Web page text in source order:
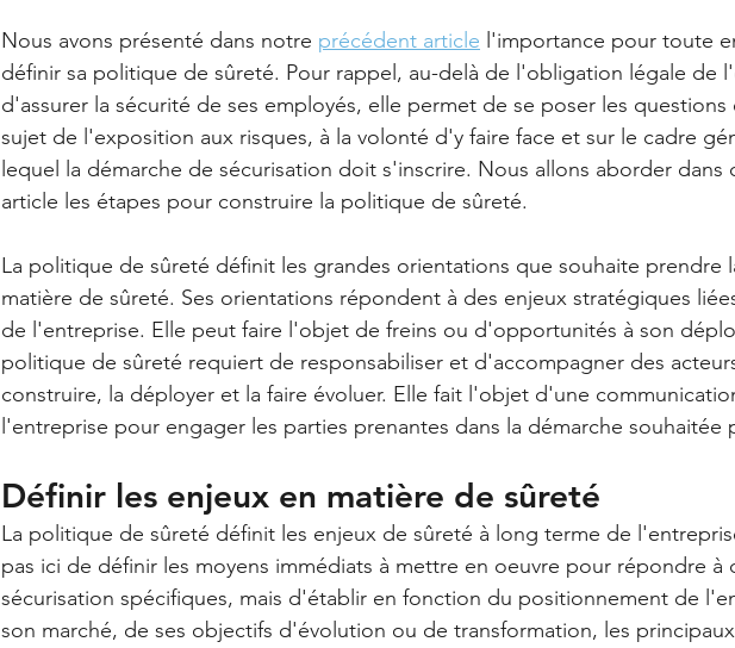
Nous avons présenté dans notre précédent article l'importance pour toute
définir sa politique de sûreté. Pour rappel, au-delà de l'obligation légale de
d'assurer la sécurité de ses employés, elle permet de se poser les questions
sujet de l'exposition aux risques, à la volonté d'y faire face et sur le cadre
lequel la démarche de sécurisation doit s'inscrire. Nous allons aborder dans
article les étapes pour construire la politique de sûreté.
La politique de sûreté définit les grandes orientations que souhaite prendre
matière de sûreté. Ses orientations répondent à des enjeux stratégiques
de l'entreprise. Elle peut faire l'objet de freins ou d'opportunités à son
politique de sûreté requiert de responsabiliser et d'accompagner des
construire, la déployer et la faire évoluer. Elle fait l'objet d'une
l'entreprise pour engager les parties prenantes dans la démarche souhaitée
Définir les enjeux en matière de sûreté
La politique de sûreté définit les enjeux de sûreté à long terme de
pas ici de définir les moyens immédiats à mettre en oeuvre pour répondre à
sécurisation spécifiques, mais d'établir en fonction du positionnement de
son marché, de ses objectifs d'évolution ou de transformation, les